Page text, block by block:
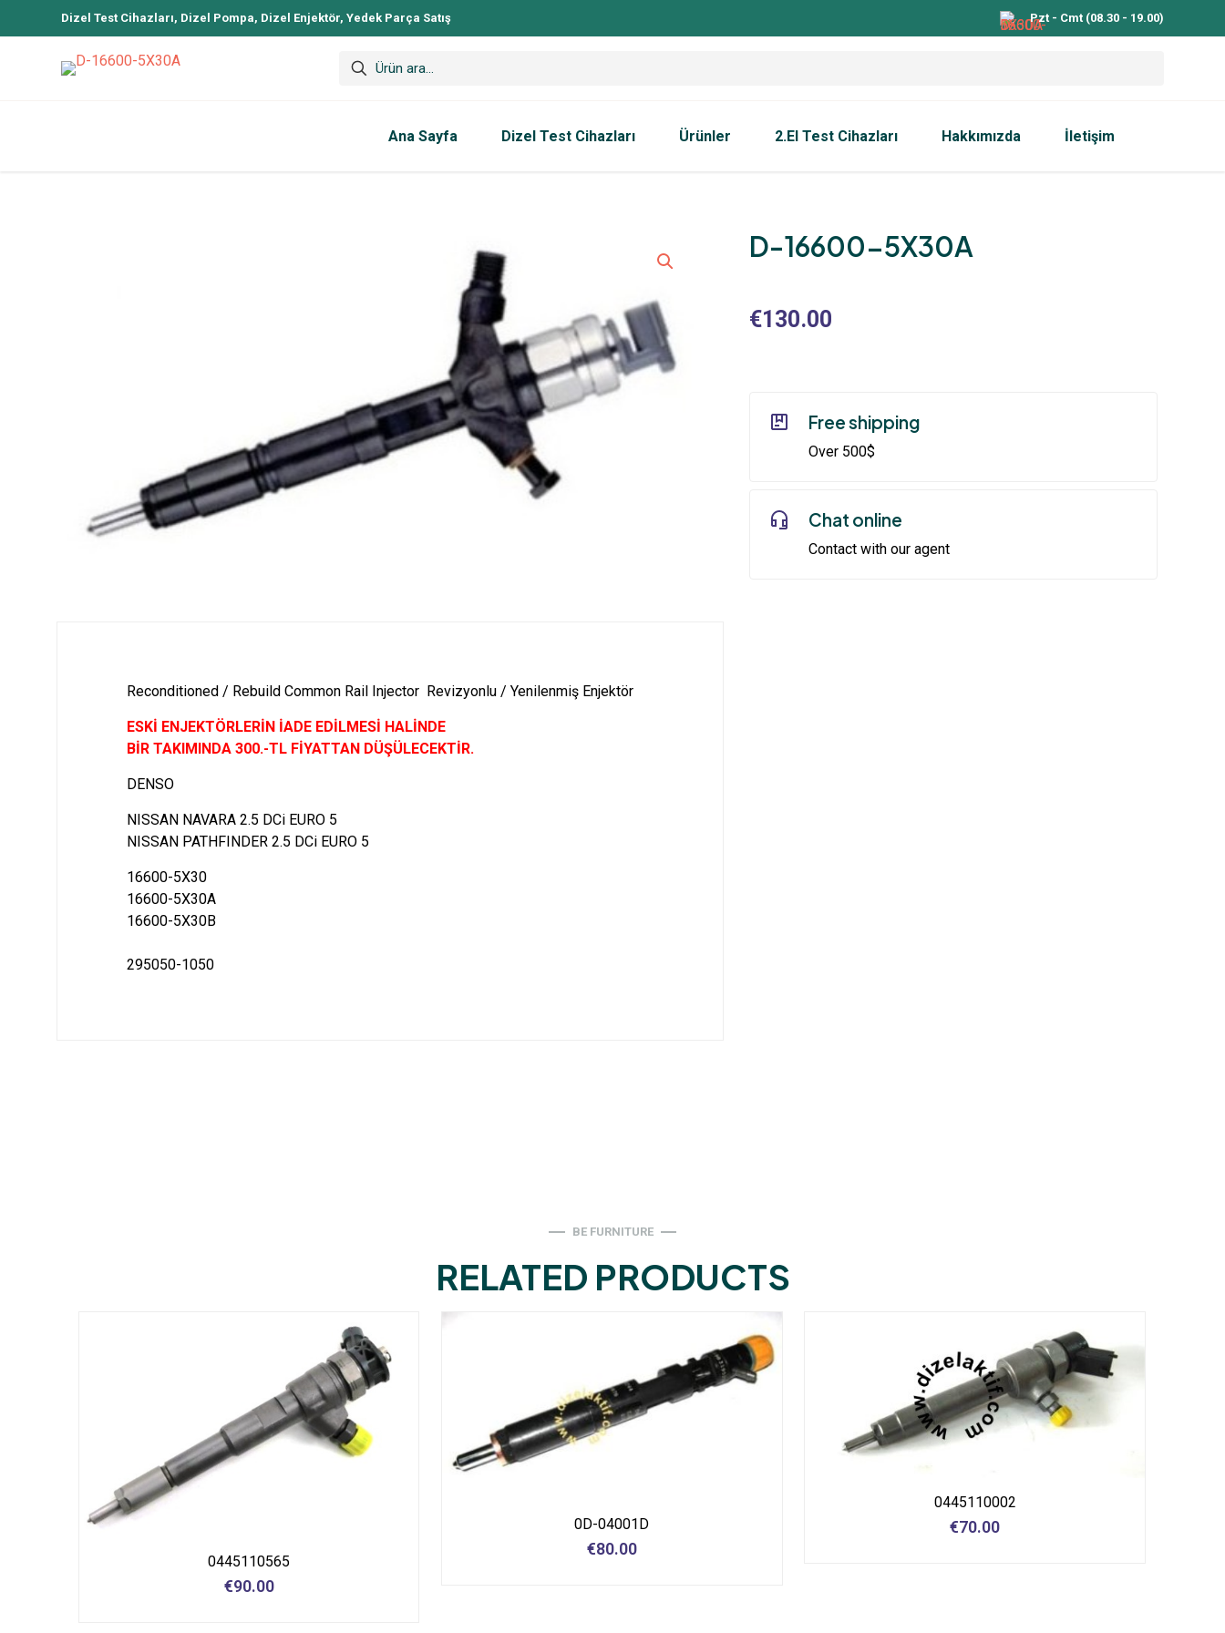
Dizel Test Cihazları, Dizel Pompa, Dizel Enjektör, Yedek Parça Satış Pzt - Cmt (08.30 - 19.00)
Ana Sayfa Dizel Test Cihazları Ürünler 2.El Test Cihazları Hakkımızda İletişim
D-16600-5X30A
€130.00
Free shipping
Over 500$
Chat online
Contact with our agent
Reconditioned / Rebuild Common Rail Injector Revizyonlu / Yenilenmiş Enjektör
ESKİ ENJEKTÖRLERİN İADE EDİLMESİ HALİNDE
BİR TAKIMINDA 300.-TL FİYATTAN DÜŞÜLECEKTİR.
DENSO
NISSAN NAVARA 2.5 DCi EURO 5
NISSAN PATHFINDER 2.5 DCi EURO 5
16600-5X30
16600-5X30A
16600-5X30B
295050-1050
BE FURNITURE
RELATED PRODUCTS
0445110565
€90.00
0D-04001D
€80.00
0445110002
€70.00